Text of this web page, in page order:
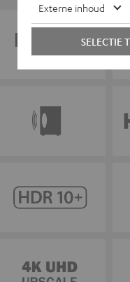
Externe inhoud
SELECTIE